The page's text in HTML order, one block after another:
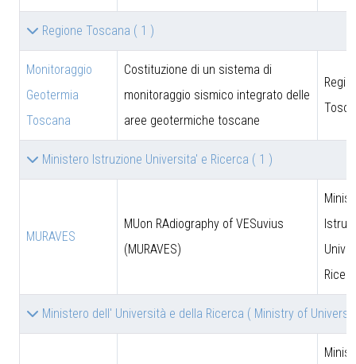
Regione Toscana ( 1 )
Monitoraggio
Geotermia
Toscana
Costituzione di un sistema di
monitoraggio sismico integrato delle
aree geotermiche toscane
Ministero Istruzione Universita' e Ricerca ( 1 )
MURAVES
MUon RAdiography of VESuvius
(MURAVES)
Ministero dell' Università e della Ricerca ( Ministry of